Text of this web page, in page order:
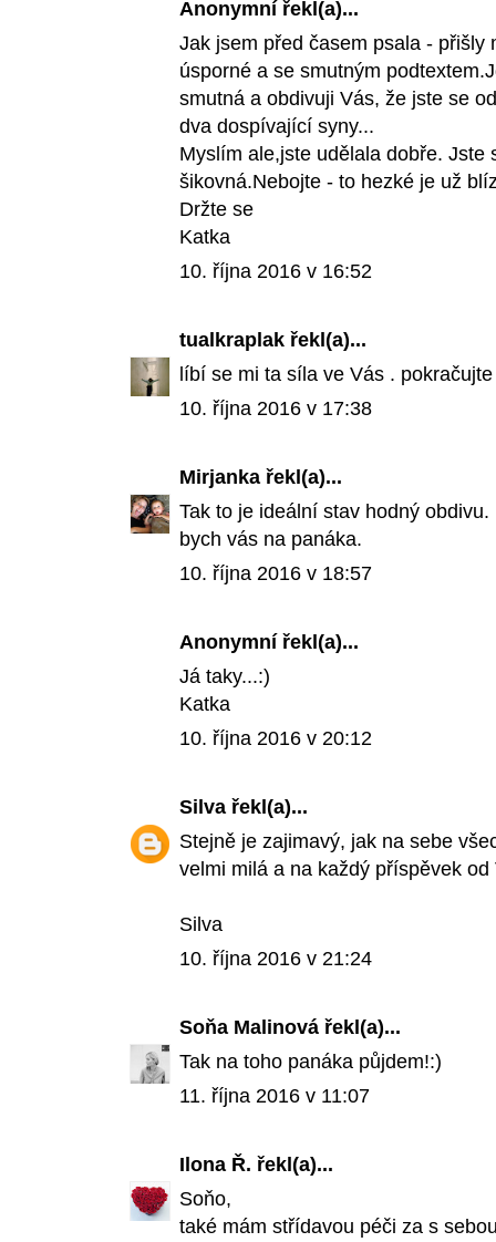
Anonymní řekl(a)...
Jak jsem před časem psala -
úsporné a se smutným
smutná a obdivuji Vás, že jste se
dva dospívající syny...
Myslím ale,jste udělala dobře. Jste
šikovná.Nebojte - to hezké je už
Držte se
Katka
10. října 2016 v 16:52
tualkraplak řekl(a)...
líbí se mi ta síla ve Vás .
10. října 2016 v 17:38
Mirjanka řekl(a)...
Tak to je ideální stav hodný
bych vás na panáka.
10. října 2016 v 18:57
Anonymní řekl(a)...
Já taky...:)
Katka
10. října 2016 v 20:12
Silva řekl(a)...
Stejně je zajimavý, jak na sebe
velmi milá a na každý příspěvek
Silva
10. října 2016 v 21:24
Soňa Malinová řekl(a)...
Tak na toho panáka půjdem!:)
11. října 2016 v 11:07
Ilona Ř. řekl(a)...
Soňo,
také mám střídavou péči za s